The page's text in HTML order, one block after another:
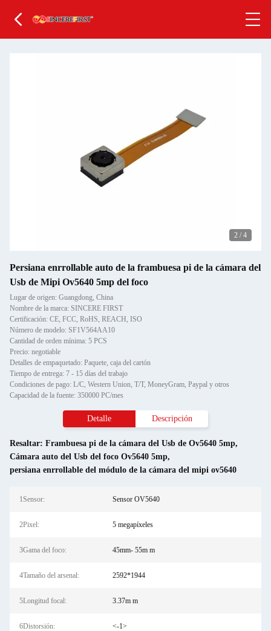
2 / 4
Persiana enrrollable auto de la frambuesa pi de la cámara del
Usb de Mipi Ov5640 5mp del foco
Lugar de origen: Guangdong, China
Nombre de la marca: SINCERE FIRST
Certificación: CE, FCC, RoHS, REACH, ISO
Número de modelo: SF1V564AA10
Cantidad de orden mínima: 5 PCS
Precio: negotiable
Detalles de empaquetado: Paquete, caja del cartón
Tiempo de entrega: 7 - 15 días del trabajo
Condiciones de pago: L/C, Western Union, T/T, MoneyGram, Paypal y otros
Capacidad de la fuente: 350000 PC/mes
Detalle Descripción
Resaltar: Frambuesa pi de la cámara del Usb de Ov5640 5mp,
Cámara auto del Usb del foco Ov5640 5mp,
persiana enrrollable del módulo de la cámara del mipi ov5640
1Sensor: Sensor OV5640
2Pixel: 5 megapíxeles
3Gama del foco: 45mm- 55m m
4Tamaño del arsenal: 2592*1944
5Longitud focal: 3.37m m
6Distorsión: <-1>